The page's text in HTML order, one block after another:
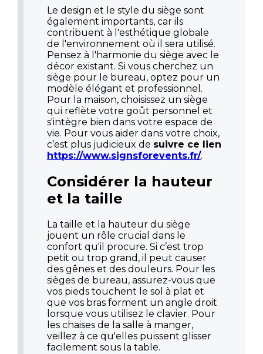
Le design et le style du siège sont
également importants, car ils
contribuent à l'esthétique globale
de l'environnement où il sera utilisé.
Pensez à l'harmonie du siège avec le
décor existant. Si vous cherchez un
siège pour le bureau, optez pour un
modèle élégant et professionnel.
Pour la maison, choisissez un siège
qui reflète votre goût personnel et
s'intègre bien dans votre espace de
vie. Pour vous aider dans votre choix,
c’est plus judicieux de suivre ce lien
https://www.signsforevents.fr/.
Considérer la hauteur
et la taille
La taille et la hauteur du siège
jouent un rôle crucial dans le
confort qu'il procure. Si c’est trop
petit ou trop grand, il peut causer
des gênes et des douleurs. Pour les
sièges de bureau, assurez-vous que
vos pieds touchent le sol à plat et
que vos bras forment un angle droit
lorsque vous utilisez le clavier. Pour
les chaises de la salle à manger,
veillez à ce qu'elles puissent glisser
facilement sous la table.